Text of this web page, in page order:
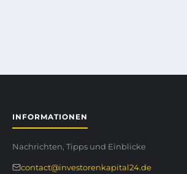
INFORMATIONEN
Nachrichten, Tipps und Einblicke
contact@investorenkapital24.de